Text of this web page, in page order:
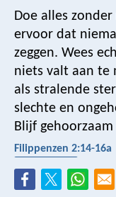
Doe alles
ervoor dat
zeggen. Wees
niets valt aan te
als stralende
slechte en
Blijf
Filippenzen 2:14-16a